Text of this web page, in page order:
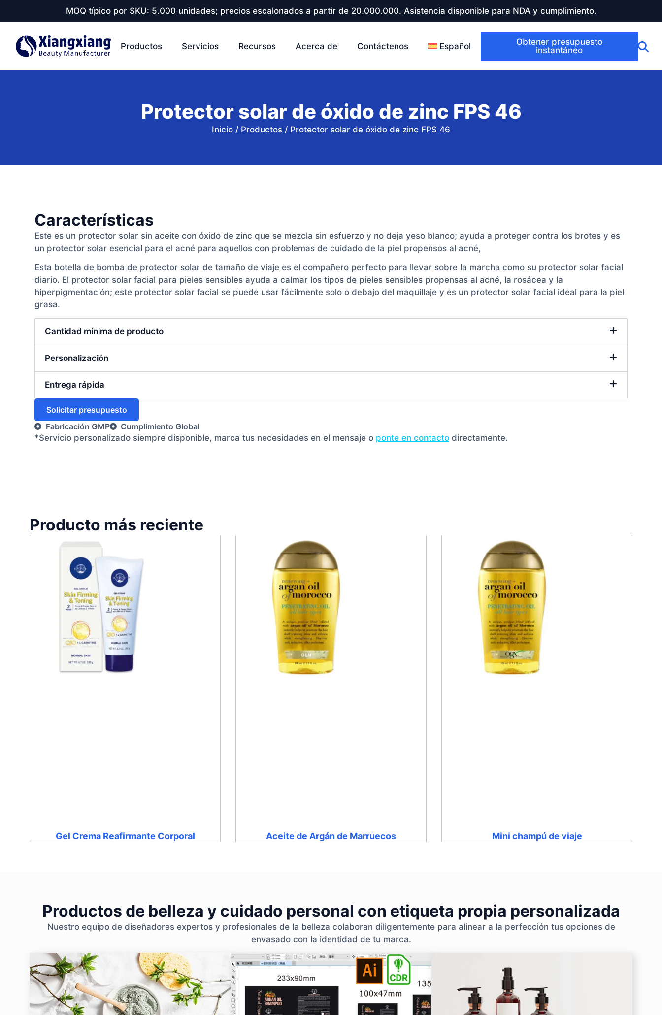
MOQ típico por SKU: 5.000 unidades; precios escalonados a partir de 20.000.000. Asistencia disponible para NDA y cumplimiento.
Productos Servicios Recursos Acerca de Contáctenos Español
Obtener presupuesto
instantáneo
Protector solar de óxido de zinc FPS 46
Inicio / Productos / Protector solar de óxido de zinc FPS 46
Características
Este es un protector solar sin aceite con óxido de zinc que se mezcla sin esfuerzo y no deja yeso blanco; ayuda a proteger contra los brotes y es
un protector solar esencial para el acné para aquellos con problemas de cuidado de la piel propensos al acné,
Esta botella de bomba de protector solar de tamaño de viaje es el compañero perfecto para llevar sobre la marcha como su protector solar facial
diario. El protector solar facial para pieles sensibles ayuda a calmar los tipos de pieles sensibles propensas al acné, la rosácea y la
hiperpigmentación; este protector solar facial se puede usar fácilmente solo o debajo del maquillaje y es un protector solar facial ideal para la piel
grasa.
Cantidad mínima de producto
Personalización
Entrega rápida
Solicitar presupuesto
Fabricación GMP
Cumplimiento Global
*Servicio personalizado siempre disponible, marca tus necesidades en el mensaje o ponte en contacto directamente.
Producto más reciente
Gel Crema Reafirmante Corporal Aceite de Argán de Marruecos Mini champú de viaje
Productos de belleza y cuidado personal con etiqueta propia personalizada
Nuestro equipo de diseñadores expertos y profesionales de la belleza colaboran diligentemente para alinear a la perfección tus opciones de
envasado con la identidad de tu marca.